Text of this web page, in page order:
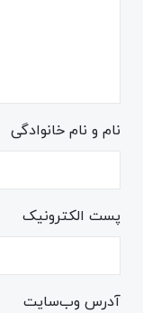
نام و نام خانوادگی
پست الکترونیک
آدرس وب‌سایت